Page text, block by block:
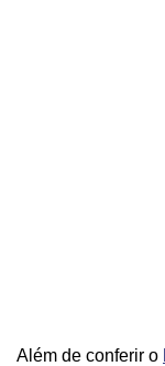
Além de conferir o